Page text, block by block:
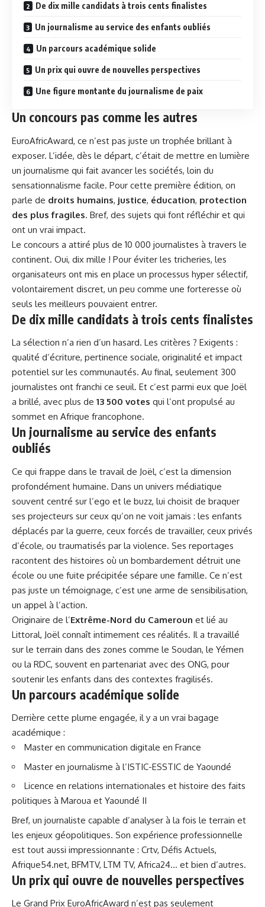
De dix mille candidats à trois cents finalistes
Un journalisme au service des enfants oubliés
Un parcours académique solide
Un prix qui ouvre de nouvelles perspectives
Une figure montante du journalisme de paix
Un concours pas comme les autres
EuroAfricAward, ce n’est pas juste un trophée brillant à
exposer. L’idée, dès le départ, c’était de mettre en lumière
un journalisme qui fait avancer les sociétés, loin du
sensationnalisme facile. Pour cette première édition, on
parle de droits humains, justice, éducation, protection
des plus fragiles. Bref, des sujets qui font réfléchir et qui
ont un vrai impact.
Le concours a attiré plus de 10 000 journalistes à travers le
continent. Oui, dix mille ! Pour éviter les tricheries, les
organisateurs ont mis en place un processus hyper sélectif,
volontairement discret, un peu comme une forteresse où
seuls les meilleurs pouvaient entrer.
De dix mille candidats à trois cents finalistes
La sélection n’a rien d’un hasard. Les critères ? Exigents :
qualité d’écriture, pertinence sociale, originalité et impact
potentiel sur les communautés. Au final, seulement 300
journalistes ont franchi ce seuil. Et c’est parmi eux que Joël
a brillé, avec plus de 13 500 votes qui l’ont propulsé au
sommet en Afrique francophone.
Un journalisme au service des enfants
oubliés
Ce qui frappe dans le travail de Joël, c’est la dimension
profondément humaine. Dans un univers médiatique
souvent centré sur l’ego et le buzz, lui choisit de braquer
ses projecteurs sur ceux qu’on ne voit jamais : les enfants
déplacés par la guerre, ceux forcés de travailler, ceux privés
d’école, ou traumatisés par la violence. Ses reportages
racontent des histoires où un bombardement détruit une
école ou une fuite précipitée sépare une famille. Ce n’est
pas juste un témoignage, c’est une arme de sensibilisation,
un appel à l’action.
Originaire de l’Extrême-Nord du Cameroun et lié au
Littoral, Joël connaît intimement ces réalités. Il a travaillé
sur le terrain dans des zones comme le Soudan, le Yémen
ou la RDC, souvent en partenariat avec des ONG, pour
soutenir les enfants dans des contextes fragilisés.
Un parcours académique solide
Derrière cette plume engagée, il y a un vrai bagage
académique :
Master en communication digitale en France
Master en journalisme à l’ISTIC-ESSTIC de Yaoundé
Licence en relations internationales et histoire des faits
politiques à Maroua et Yaoundé II
Bref, un journaliste capable d’analyser à la fois le terrain et
les enjeux géopolitiques. Son expérience professionnelle
est tout aussi impressionnante : Crtv, Défis Actuels,
Afrique54.net, BFMTV, LTM TV, Africa24… et bien d’autres.
Un prix qui ouvre de nouvelles perspectives
Le Grand Prix EuroAfricAward n’est pas seulement